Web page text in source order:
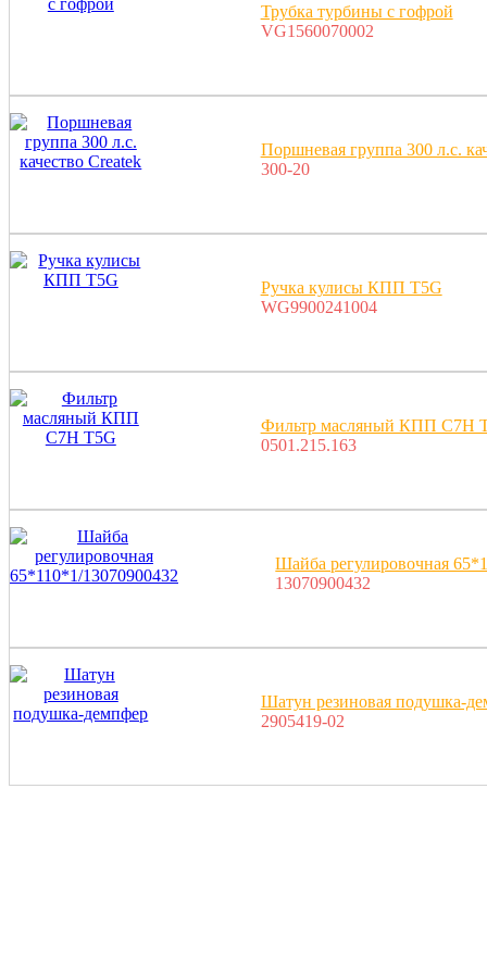
Трубка турбины с гофрой
VG1560070002
Поршневая группа 300 л.с.
300-20
Ручка кулисы КПП T5G
WG9900241004
Фильтр масляный КПП C7H
0501.215.163
Шайба регулировочная
13070900432
Шатун резиновая подушка-
2905419-02